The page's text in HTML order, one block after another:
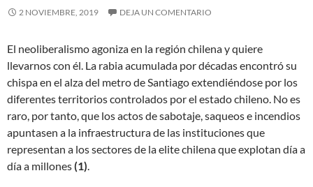
2 NOVIEMBRE, 2019 DEJA UN COMENTARIO
El neoliberalismo agoniza en la región chilena y quiere
llevarnos con él. La rabia acumulada por décadas encontró su
chispa en el alza del metro de Santiago extendiéndose por los
diferentes territorios controlados por el estado chileno. No es
raro, por tanto, que los actos de sabotaje, saqueos e incendios
apuntasen a la infraestructura de las instituciones que
representan a los sectoresde la elite chilena que explotan día a
día a millones(1).